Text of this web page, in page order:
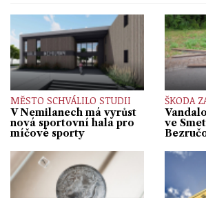
MĚSTO SCHVÁLILO STUDII
V Nemilanech má vyrůst
nová sportovní hala pro
míčové sporty
ŠKODA
ve